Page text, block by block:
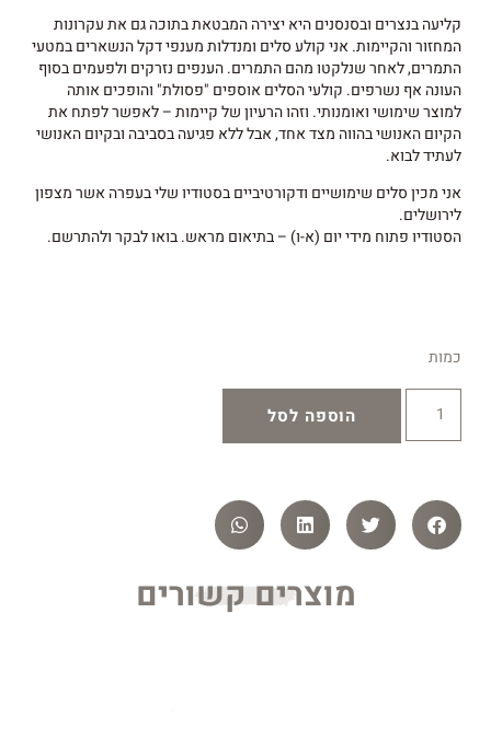
קליעה בנצרים ובסנסנים היא יצירה המבטאת בתוכה גם את עקרונות
המחזור והקיימות. אני קולע סלים ומנדלות מענפי דקל הנשארים במטעי
התמרים, לאחר שנלקטו מהם התמרים. הענפים נזרקים ולפעמים בסוף
העונה אף נשרפים. קולעי הסלים אוספים "פסולת" והופכים אותה
למוצר שימושי ואומנותי. וזהו הרעיון של קיימות – לאפשר לפתח את
הקיום האנושי בהווה מצד אחד, אבל ללא פגיעה בסביבה ובקיום האנושי
לעתיד לבוא.
אני מכין סלים שימושיים ודקורטיביים בסטודיו שלי בעפרה אשר מצפון
לירושלים.
הסטודיו פתוח מידי יום (א-ו) – בתיאום מראש. בואו לבקר ולהתרשם.
כמות
הוספה לסל
מוצרים קשורים